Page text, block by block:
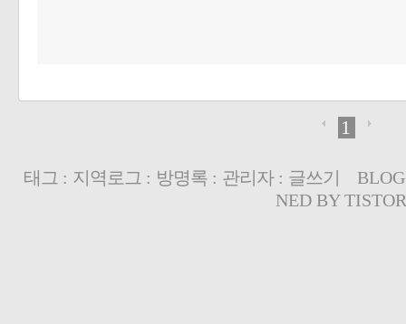
1
태그: 지역로그: 방명록: 관리자: 글쓰기
NED BY